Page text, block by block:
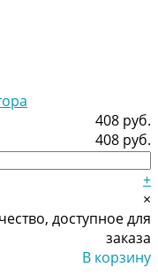
408 руб.
408 руб.
+
×
доступное для
заказа
В корзину